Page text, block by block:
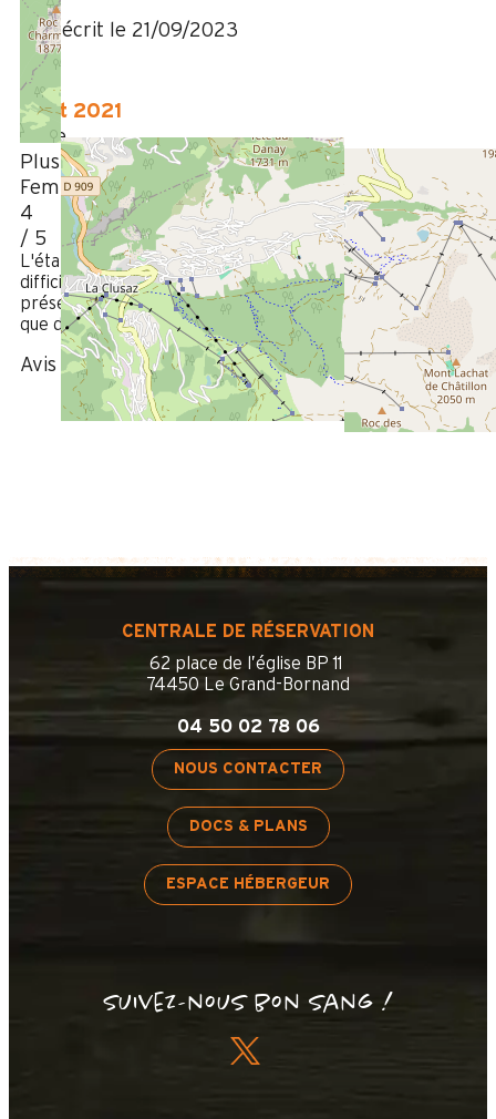
Avis écrit le 21/09/2023
Août 2021
Aline
Plus de 50 ans
Femme
4
/ 5
L'état général était très satisfaisant. L'accès était un peu
difficile (pente très raide) et le frigo un peu petit. La
présence d'une grande terrasse, en partie couverte, ainsi
que d'un lave-linge ont été très appréciables.
Avis écrit le 17/08/2021
CENTRALE DE RÉSERVATION
62 place de l’église BP 11
74450 Le Grand-Bornand
04 50 02 78 06
NOUS CONTACTER
DOCS & PLANS
ESPACE HÉBERGEUR
Suivez-nous bon sang !